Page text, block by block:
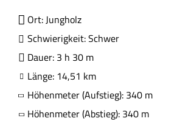
Ort: Jungholz
Schwierigkeit: Schwer
Dauer: 3 h 30 m
Länge: 14,51 km
Höhenmeter (Aufstieg): 340 m
Höhenmeter (Abstieg): 340 m